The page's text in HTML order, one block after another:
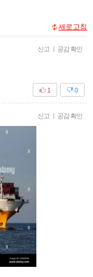
새로고침
신고 | 공감 확인
0
1
신고 | 공감 확인